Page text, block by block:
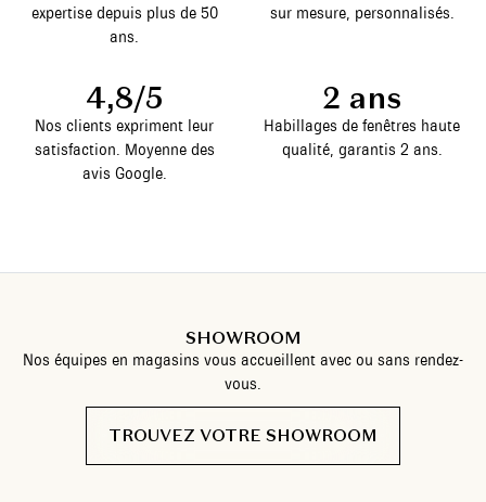
expertise depuis plus de 50
ans.
sur mesure, personnalisés.
4,8/5
Nos clients expriment leur
satisfaction. Moyenne des
avis Google.
2 ans
Habillages de fenêtres haute
qualité, garantis 2 ans.
SHOWROOM
Nos équipes en magasins vous accueillent avec ou sans rendez-
vous.
TROUVEZ VOTRE SHOWROOM